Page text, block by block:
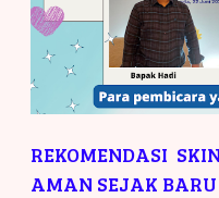
REKOMENDASI
AMAN SEJAK